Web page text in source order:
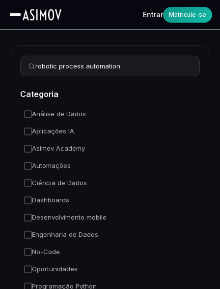
Entrar Matricule-se
Refinar busca
Categoria
Análise de Dados
Aplicações IA
Asimov Academy
Automações
Ciência de Dados
Dashboards
Desenvolvimento mobile
Engenharia de Dados
No-Code
Oportunidades
Programação Python